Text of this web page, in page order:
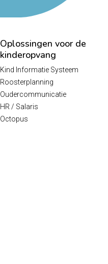
Oplossingen voor de
kinderopvang
Kind Informatie Systeem
Roosterplanning
Oudercommunicatie
HR / Salaris
Octopus